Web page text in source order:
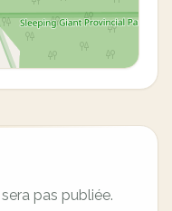
pas publiée.